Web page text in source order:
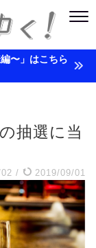
〜」はこちら
抽選に当
/ 2019/09/01